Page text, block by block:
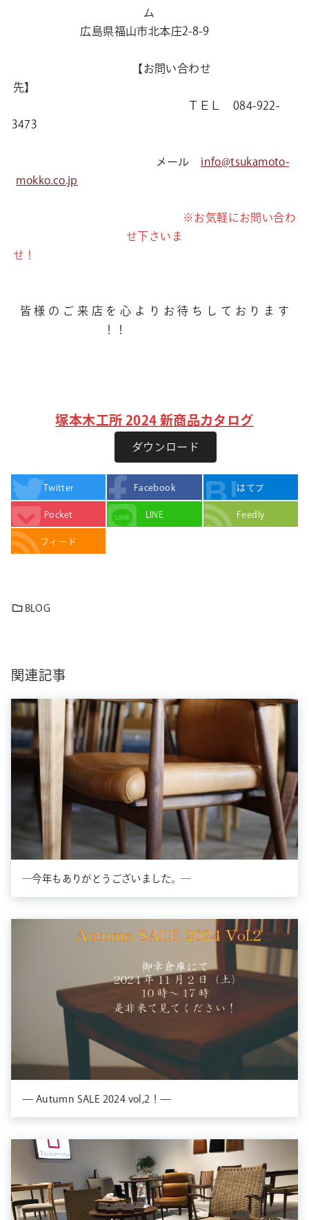
ム
広島県福山市北本庄2-8-9
【お問い合わせ
先】
ＴＥＬ 084-922-
3473
メール info@tsukamoto-
mokko.co.jp
※お気軽にお問い合わ
せ下さいま
せ！
皆 様 の ご 来 店 を 心 よ り お 待 ち し て お り ま す
！！
塚本木工所 2024 新商品カタログ
ダウンロード
Twitter Facebook はてブ
Pocket LINE Feedly
フィード
BLOG
関連記事
―今年もありがとうございました。―
— Autumn SALE 2024 vol,2！—